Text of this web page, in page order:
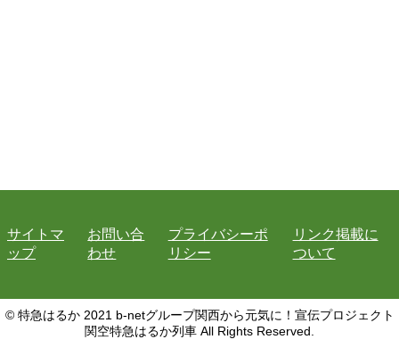
サイトマ
ップ
お問い合
わせ
プライバシーポ
リシー
リンク掲載に
ついて
© 特急はるか 2021 b-netグループ関西から元気に！宣伝プロジェクト
関空特急はるか列車 All Rights Reserved.